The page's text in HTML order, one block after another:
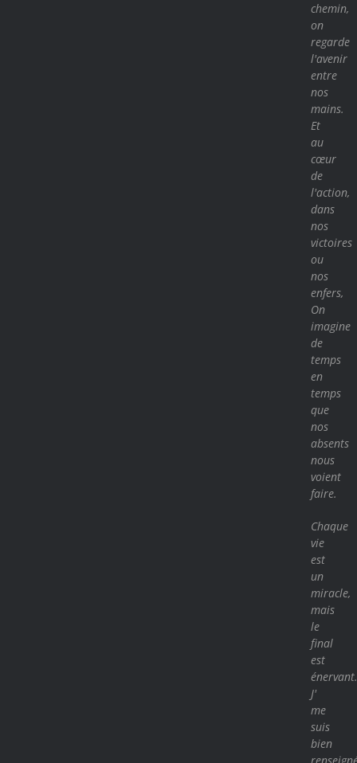
chemin,
on
regarde
l'avenir
entre
nos
mains.
Et
au
cœur
de
l'action,
dans
nos
victoires
ou
nos
enfers,
On
imagine
de
temps
en
temps
que
nos
absents
nous
voient
faire.
Chaque
vie
est
un
miracle,
mais
le
final
est
énervant.
J'
me
suis
bien